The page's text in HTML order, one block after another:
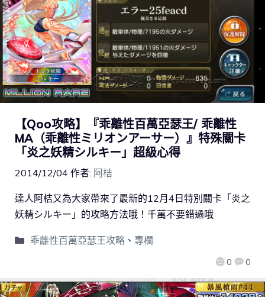
【Qoo攻略】『乖離性百萬亞瑟王/ 乖離性
MA（乖離性ミリオンアーサー）』特殊關卡
「炎之妖精シルキー」超級心得
2014/12/04 作者: 阿桔
0 0
達人阿桔又為大家帶來了最新的12月4日特別關卡「炎之
妖精シルキー」的攻略方法哦！千萬不要錯過哦
乖離性百萬亞瑟王攻略、 專欄